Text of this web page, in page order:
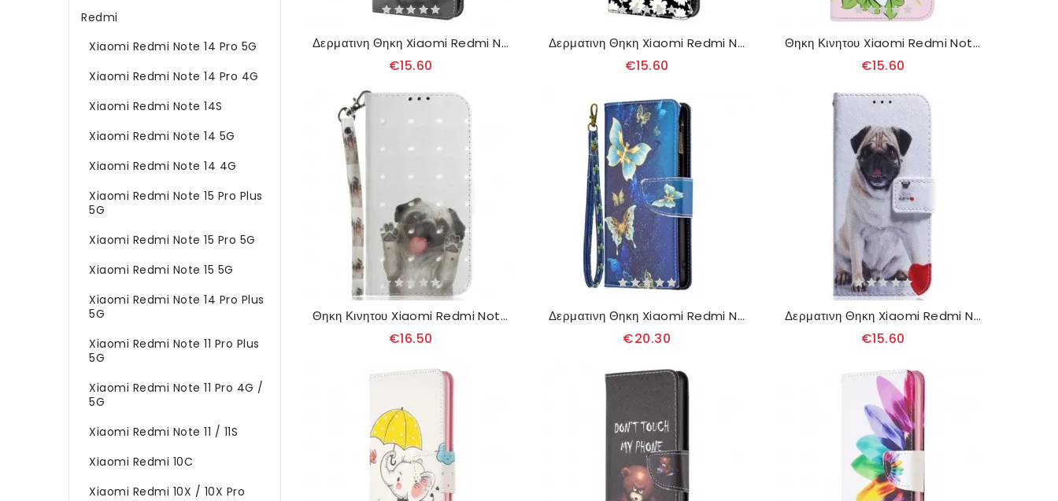
Redmi
Xiaomi Redmi Note 14 Pro 5G
Xiaomi Redmi Note 14 Pro 4G
Xiaomi Redmi Note 14S
Xiaomi Redmi Note 14 5G
Xiaomi Redmi Note 14 4G
Xiaomi Redmi Note 15 Pro Plus
5G
Xiaomi Redmi Note 15 Pro 5G
Xiaomi Redmi Note 15 5G
Xiaomi Redmi Note 14 Pro Plus
5G
Xiaomi Redmi Note 11 Pro Plus
5G
Xiaomi Redmi Note 11 Pro 4G /
5G
Xiaomi Redmi Note 11 / 11S
Xiaomi Redmi 10C
Xiaomi Redmi 10X / 10X Pro
Δερματινη Θηκη Xiaomi Redmi Note 13 5g Μαύρο Άλογο
€15.60
Δερματινη Θηκη Xiaomi Redmi Note 13 5g Floral
€15.60
Θηκη Κινητου Xiaomi Redmi Note 13 5g Θήκες Κινητών Lily In Strap
€15.60
Θηκη Κινητου Xiaomi Redmi Note 13 5g Θήκες Κινητών Παξιμάδι Με Ιμάντες
€16.50
Δερματινη Θηκη Xiaomi Redmi Note 13 5g Πορτοφόλι Golden Butterflies Με Λουράκι Σιλικόνης
€20.30
Δερματινη Θηκη Xiaomi Redmi Note 13 5g Pug Dog
€15.60